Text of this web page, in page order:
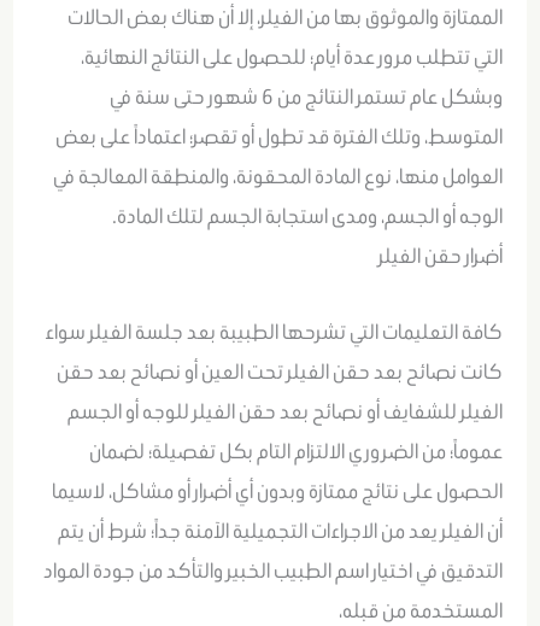
الممتازة والموثوق بها من الفيلر، إلا أن هناك بعض الحالات
التي تتطلب مرور عدة أيام؛ للحصول على النتائج النهائية،
وبشكل عام تستمر النتائج من 6 شهور حتى سنة في
المتوسط، وتلك الفترة قد تطول أو تقصر؛ اعتماداً على بعض
العوامل منها، نوع المادة المحقونة، والمنطقة المعالجة في
الوجه أو الجسم، ومدى استجابة الجسم لتلك المادة.
أضرار حقن الفيلر
كافة التعليمات التي تشرحها الطبيبة بعد جلسة الفيلر سواء
كانت نصائح بعد حقن الفيلر تحت العين أو نصائح بعد حقن
الفيلر للشفايف أو نصائح بعد حقن الفيلر للوجه أو الجسم
عموماً؛ من الضروري الالتزام التام بكل تفصيلة؛ لضمان
الحصول على نتائج ممتازة وبدون أي أضرار أو مشاكل، لاسيما
أن الفيلر يعد من الاجراءات التجميلية الآمنة جداً؛ شرط أن يتم
التدقيق في اختيار اسم الطبيب الخبير والتأكد من جودة المواد
المستخدمة من قبله،